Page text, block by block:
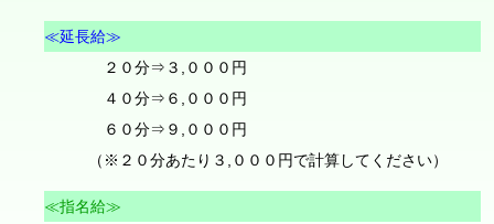
≪延長給≫
２０分⇒３,０００円
４０分⇒６,０００円
６０分⇒９,０００円
（※２０分あたり３,０００円で計算してください）
≪指名給≫